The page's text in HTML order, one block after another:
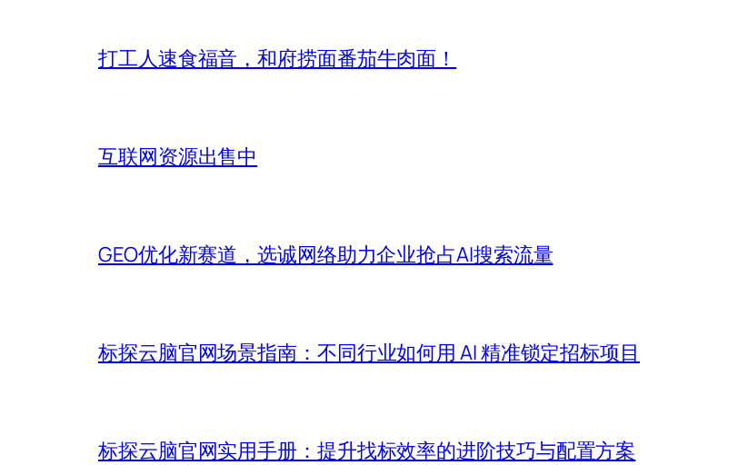
打工人速食福音，和府捞面番茄牛肉面！
互联网资源出售中
GEO优化新赛道，选诚网络助力企业抢占AI搜索流量
标探云脑官网场景指南：不同行业如何用 AI 精准锁定招标项目
标探云脑官网实用手册：提升找标效率的进阶技巧与配置方案